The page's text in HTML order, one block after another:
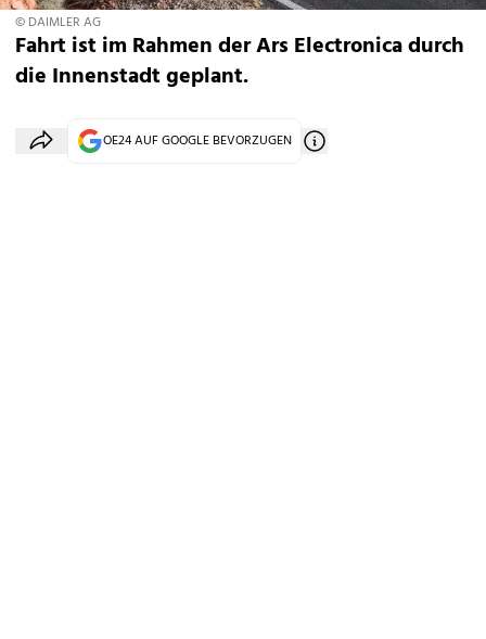
© DAIMLER AG
Fahrt ist im Rahmen der Ars Electronica durch
die Innenstadt geplant.
OE24 AUF GOOGLE BEVORZUGEN